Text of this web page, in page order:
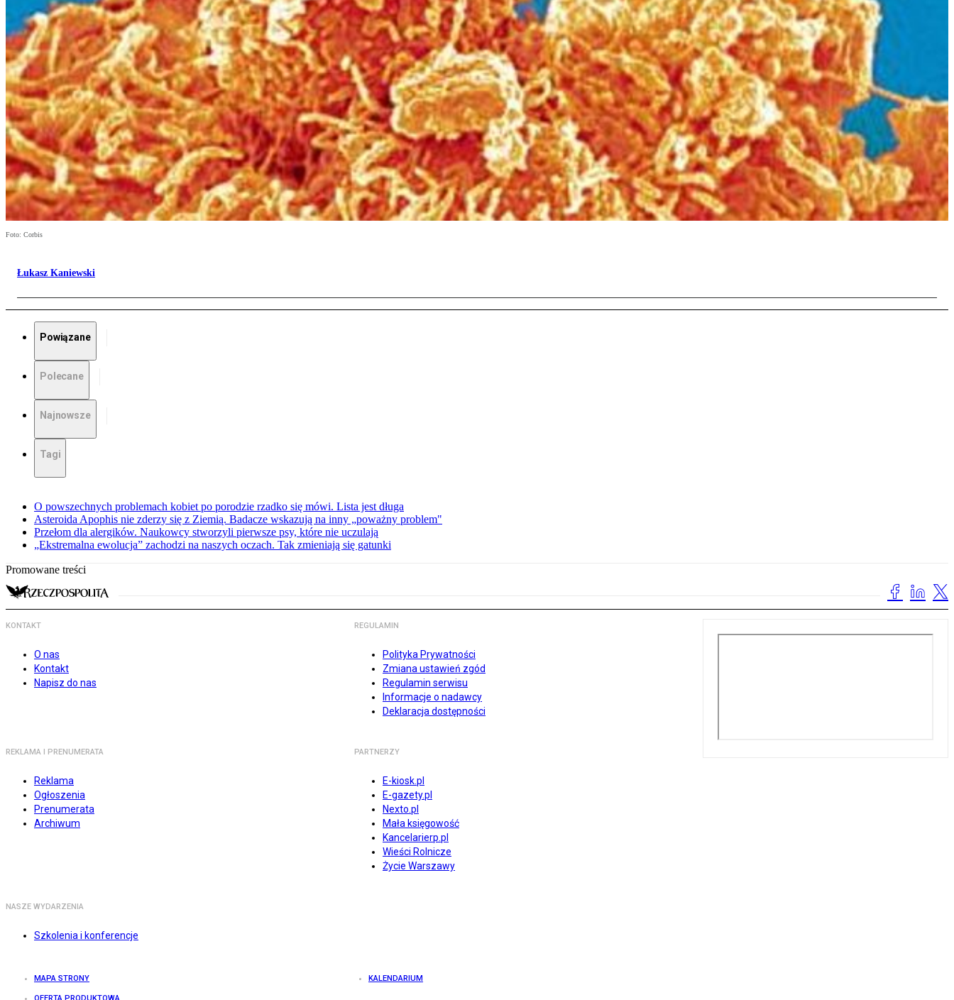
Foto: Corbis
Łukasz Kaniewski
Powiązane
Polecane
Najnowsze
Tagi
O powszechnych problemach kobiet po porodzie rzadko się mówi. Lista jest długa
Asteroida Apophis nie zderzy się z Ziemią. Badacze wskazują na inny „poważny problem"
Przełom dla alergików. Naukowcy stworzyli pierwsze psy, które nie uczulają
„Ekstremalna ewolucja” zachodzi na naszych oczach. Tak zmieniają się gatunki
Promowane treści
KONTAKT
O nas
Kontakt
Napisz do nas
REGULAMIN
Polityka Prywatności
Zmiana ustawień zgód
Regulamin serwisu
Informacje o nadawcy
Deklaracja dostępności
REKLAMA I PRENUMERATA
Reklama
Ogłoszenia
Prenumerata
Archiwum
PARTNERZY
E-kiosk.pl
E-gazety.pl
Nexto.pl
Mała księgowość
Kancelarierp.pl
Wieści Rolnicze
Życie Warszawy
NASZE WYDARZENIA
Szkolenia i konferencje
MAPA STRONY KALENDARIUM